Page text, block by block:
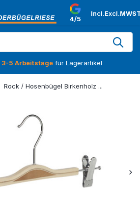
4/5
Incl.Excl.
3-5 Arbeitstage für Lagerartikel
Rock / Hosenbügel Birkenholz ...